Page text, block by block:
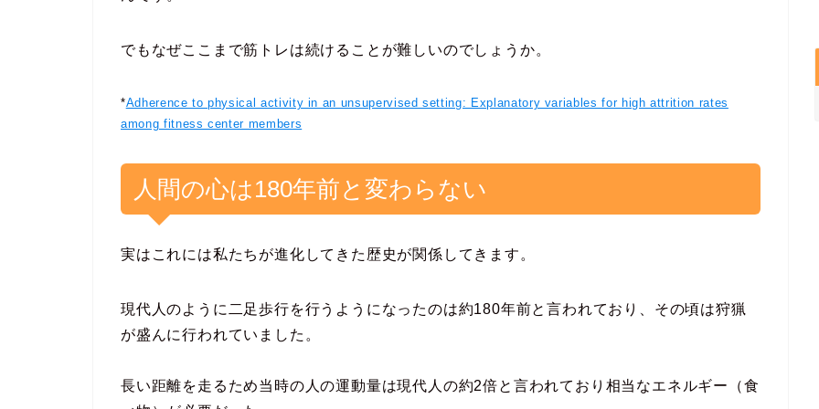
でもなぜここまで筋トレは続けることが難しいのでしょうか。
*Adherence to physical activity in an unsupervised setting: Explanatory variables for high attrition rates
among fitness center members
人間の心は180年前と変わらない
実はこれには私たちが進化してきた歴史が関係してきます。
現代人のように二足歩行を行うようになったのは約180年前と言われており、その頃は狩猟
が盛んに行われていました。
長い距離を走るため当時の人の運動量は現代人の約2倍と言われており相当なエネルギー（食